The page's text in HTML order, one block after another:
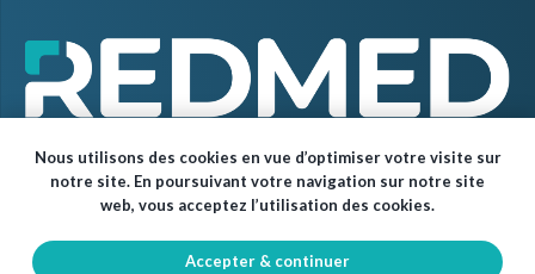
© Red Med 2024 – Tous droits réservés.
Nous utilisons des cookies en vue d’optimiser votre visite sur
notre site. En poursuivant votre navigation sur notre site
web, vous acceptez l’utilisation des cookies.
Accepter & continuer